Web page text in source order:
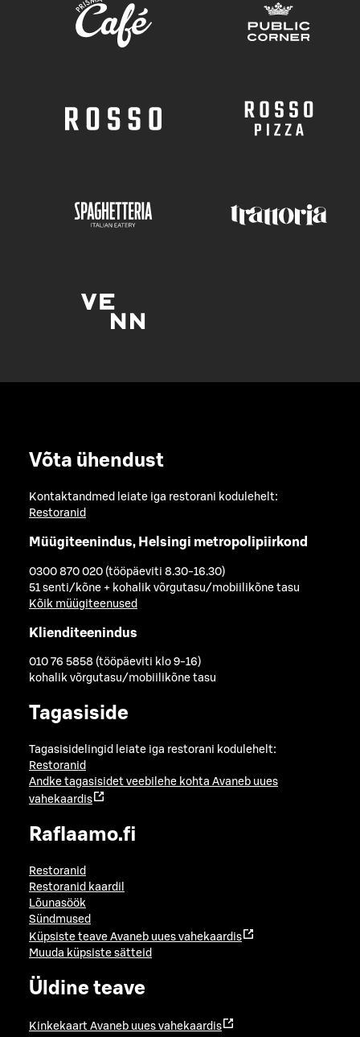
Võta ühendust
Kontaktandmed leiate iga restorani kodulehelt:
Restoranid
Müügiteenindus, Helsingi metropolipiirkond
0300 870 020 (tööpäeviti 8.30-16.30)
51 senti/kõne + kohalik võrgutasu/mobiilikõne tasu
Kõik müügiteenused
Klienditeenindus
010 76 5858 (tööpäeviti klo 9-16)
kohalik võrgutasu/mobiilikõne tasu
Tagasiside
Tagasisidelingid leiate iga restorani kodulehelt:
Restoranid
Andke tagasisidet veebilehe kohta Avaneb uues
vahekaardis
Raflaamo.fi
Restoranid
Restoranid kaardil
Lõunasöök
Sündmused
Küpsiste teave Avaneb uues vahekaardis
Muuda küpsiste sätteid
Üldine teave
Kinkekaart Avaneb uues vahekaardis